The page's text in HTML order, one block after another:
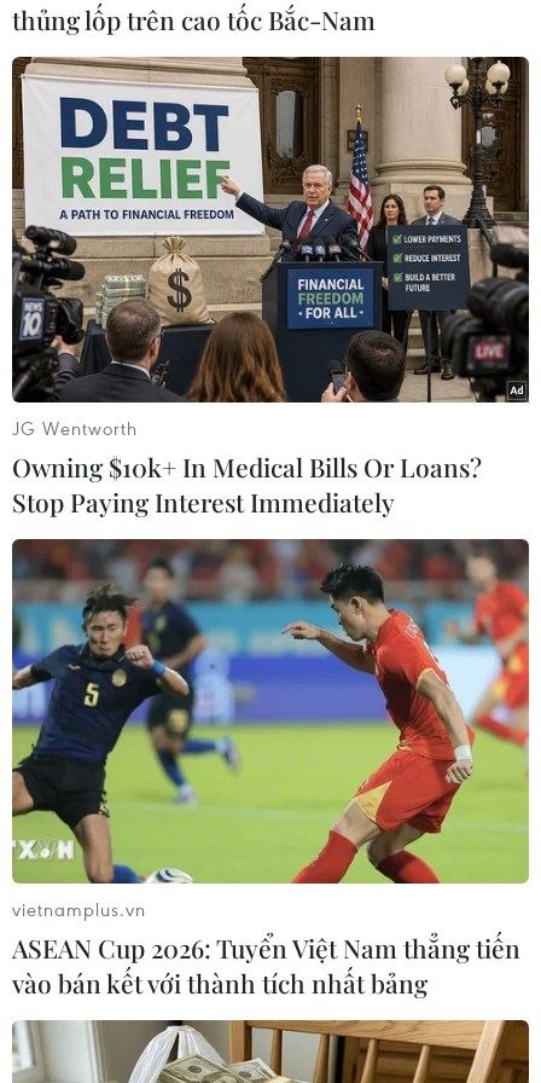
báo nhu cầu dầu mỏ toàn cầu giảm 100.000
thùng xuống còn 1,2 triệu thùng/ngày, song sau
đó sẽ lên mức 1,4 triệu thùng/ngày vào năm
2020./.
(TTXVN/Vietnam+)
#xuất khẩu dầu mỏ #khai thác dầu
#IEA
#tiêu thụ dầu mỏ
#bán dầu thô
#trừng phạt iran
Iran
Theo dõi VietnamPlus
TIN LIÊN QUAN
thủng lốp trên cao tốc Bắc-Nam
JG Wentworth
Owning $10k+ In Medical Bills Or Loans?
Stop Paying Interest Immediately
vietnamplus.vn
ASEAN Cup 2026: Tuyển Việt Nam thẳng tiến
vào bán kết với thành tích nhất bảng